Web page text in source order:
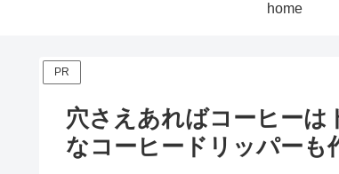
home
PR
穴さえあればコーヒーは
なコーヒードリッパーも